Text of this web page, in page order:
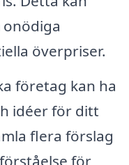
överpriser.
företag kan ha
idéer för ditt
flera förslag
för